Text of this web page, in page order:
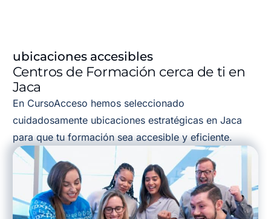
ubicaciones accesibles
Centros de Formación cerca de ti en
Jaca
En CursoAcceso hemos seleccionado
cuidadosamente ubicaciones estratégicas en Jaca
para que tu formación sea accesible y eficiente.